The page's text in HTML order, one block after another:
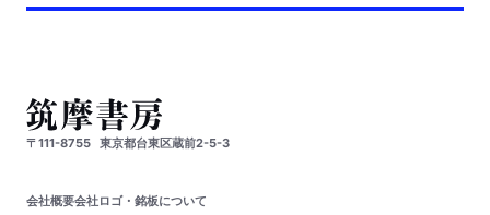
〒111-8755 東京都台東区蔵前2-5-3
会社概要会社ロゴ・銘板について